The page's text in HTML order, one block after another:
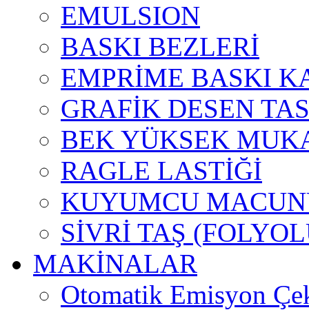
EMULSION
BASKI BEZLERİ
EMPRİME BASKI
GRAFİK DESEN
BEK YÜKSEK
RAGLE LASTİĞİ
KUYUMCU
SİVRİ TAŞ
MAKİNALAR
Otomatik Emisyon